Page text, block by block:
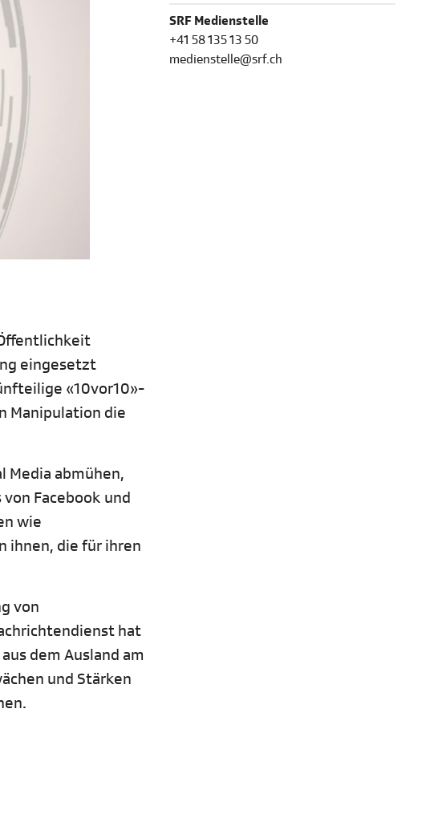
eingesetzt
«10vor10»-
Manipulation die
Media abmühen,
Facebook und
wie
ihnen, die für ihren
von
hat
dem Ausland am
und Stärken
SRF Medienstelle
+41 58 135 13 50
medienstelle@srf.ch